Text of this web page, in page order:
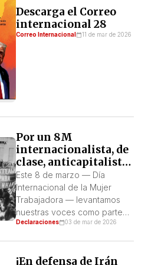
conmueve profundamente.
No porque haya […]
Descarga el Correo
internacional 28
Correo Internacional 11 de mar de 2026
Por un 8M
internacionalista, de
clase, anticapitalista
y de solidaridad entre
los pueblos
Este 8 de marzo — Día
Internacional de la Mujer
Trabajadora — levantamos
nuestras voces como parte
de la clase trabajadora
responsable de producir
Declaraciones 03 de mar de 2026
¡En defensa de Irán